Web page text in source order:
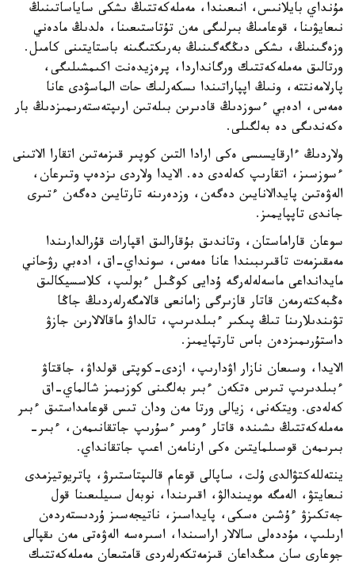
مۇنداي بايلانىس، انىعىندا، مەملەكەتتىڭ ىشكى ساياساتىنىڭ
نىعايۋىنا، قوعامىڭ بىرلىگى مەن تۇتاستىعىنا، ەلدىڭ مادەني
وزەگىنىڭ، ىشكى دىڭگەگىنىڭ بەرىكتىگىنە باستايتىنى كامىل.
ورتالىق مەملەكەتتىك ورگانداردا، پرەزيدەنت اكىمشىلىگى،
پارلامەنتتە، ونىڭ اپپاراتىندا ىسكەرلىك حات الماسۋدى عانا
ەمەس، ادەبي ءسوزدىڭ قادىرىن بىلەتىن ارىپتەستەرىمىزدىڭ بار
ەكەندىگى دە بەلگىلى.
ولاردىڭ ءارقايسىسى ەكى ارادا التىن كوپىر قىزمەتىن اتقارا الاتىنى
ءسوزسىز، اتقارىپ كەلەدى دە. الايدا ولاردى ىزدەپ وتىرعان،
الەۋەتىن پايدالانايىن دەگەن، وزدەرىنە تارتايىن دەگەن ءتىرى
جاندى تاپپايمىز.
سوعان قاراماستان، وتاندىق بۇقارالىق اقپارات قۇرالدارىندا
مەمقىزمەت تاقىرىبىندا عانا ەمەس، سونداي-اق، ادەبي رۋحاني
مايدانداعى ماسەلەلەرگە ۇدايى كوڭىل ءبولىپ، كلاسسيكالىق
ەڭبەكتەرمەن قاتار قازىرگى زامانعى قالامگەرلەردىڭ جاڭا
تۋىندىلارىنا تىڭ پىكىر ءبىلدىرىپ، تالداۋ ماقالالارىن جازۋ
داستۇرىمىزدەن باس تارتپايمىز.
الايدا، وسىعان نازار اۋدارىپ، ازدى-كوپتى قولداۋ، جاقتاۋ
ءبىلدىرىپ تىرس ەتكەن ءبىر بەلگىنى كوزىمىز شالماي-اق
كەلەدى. ويتكەنى، زيالى ورتا مەن ودان تىس قوعامداستىق ءبىر
مەملەكەتتىڭ ىشىندە قاتار ءومىر ءسۇرىپ جاتقانىمەن، ءبىر-
بىرىمەن قوسىلمايتىن ەكى ارنامەن اعىپ جاتقانداي.
ينتەللەكتۋالدى ۇلت، ساپالى قوعام قالىپتاستىرۋ، پاتريوتيزمدى
نىعايتۋ، الەمگە مويىندالۋ، اقىرىندا، نوبەل سىيلىعىنا قول
جەتكىزۋ ءۇشىن ەسكى، پايداسىز، ناتيجەسىز ۇردىستەردەن
ارىلىپ، مۇددەلى سالالار اراسىندا، اسىرەسە الەۋەتى مەن ىقپالى
جوعارى سان مىڭداعان قىزمەتكەرلەردى قامتىعان مەملەكەتتىك